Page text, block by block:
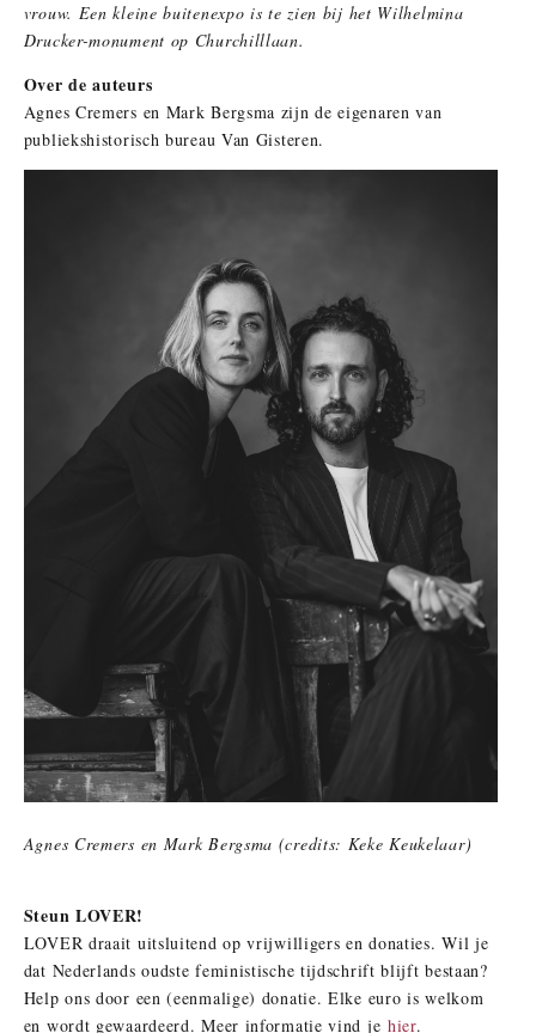
vrouw. Een kleine buitenexpo is te zien bij het Wilhelmina
Drucker-monument op Churchilllaan.
Over de auteurs
Agnes Cremers en Mark Bergsma zijn de eigenaren van
publiekshistorisch bureau Van Gisteren.
Agnes Cremers en Mark Bergsma (credits: Keke Keukelaar)
Steun LOVER!
LOVER draait uitsluitend op vrijwilligers en donaties. Wil je
dat Nederlands oudste feministische tijdschrift blijft bestaan?
Help ons door een (eenmalige) donatie. Elke euro is welkom
en wordt gewaardeerd. Meer informatie vind je hier.